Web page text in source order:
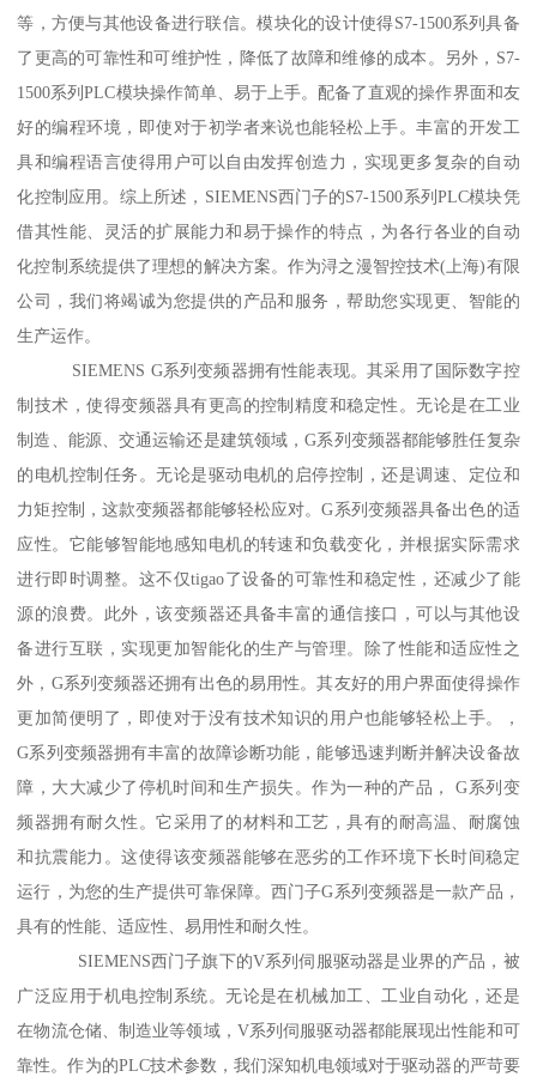
等，方便与其他设备进行联信。模块化的设计使得S7-1500系列具备
了更高的可靠性和可维护性，降低了故障和维修的成本。另外，S7-
1500系列PLC模块操作简单、易于上手。配备了直观的操作界面和友
好的编程环境，即使对于初学者来说也能轻松上手。丰富的开发工
具和编程语言使得用户可以自由发挥创造力，实现更多复杂的自动
化控制应用。综上所述，SIEMENS西门子的S7-1500系列PLC模块凭
借其性能、灵活的扩展能力和易于操作的特点，为各行各业的自动
化控制系统提供了理想的解决方案。作为浔之漫智控技术(上海)有限
公司，我们将竭诚为您提供的产品和服务，帮助您实现更、智能的
生产运作。
SIEMENS G系列变频器拥有性能表现。其采用了国际数字控
制技术，使得变频器具有更高的控制精度和稳定性。无论是在工业
制造、能源、交通运输还是建筑领域，G系列变频器都能够胜任复杂
的电机控制任务。无论是驱动电机的启停控制，还是调速、定位和
力矩控制，这款变频器都能够轻松应对。G系列变频器具备出色的适
应性。它能够智能地感知电机的转速和负载变化，并根据实际需求
进行即时调整。这不仅tigao了设备的可靠性和稳定性，还减少了能
源的浪费。此外，该变频器还具备丰富的通信接口，可以与其他设
备进行互联，实现更加智能化的生产与管理。除了性能和适应性之
外，G系列变频器还拥有出色的易用性。其友好的用户界面使得操作
更加简便明了，即使对于没有技术知识的用户也能够轻松上手。，
G系列变频器拥有丰富的故障诊断功能，能够迅速判断并解决设备故
障，大大减少了停机时间和生产损失。作为一种的产品， G系列变
频器拥有耐久性。它采用了的材料和工艺，具有的耐高温、耐腐蚀
和抗震能力。这使得该变频器能够在恶劣的工作环境下长时间稳定
运行，为您的生产提供可靠保障。西门子G系列变频器是一款产品，
具有的性能、适应性、易用性和耐久性。
SIEMENS西门子旗下的V系列伺服驱动器是业界的产品，被
广泛应用于机电控制系统。无论是在机械加工、工业自动化，还是
在物流仓储、制造业等领域，V系列伺服驱动器都能展现出性能和可
靠性。作为的PLC技术参数，我们深知机电领域对于驱动器的严苛要